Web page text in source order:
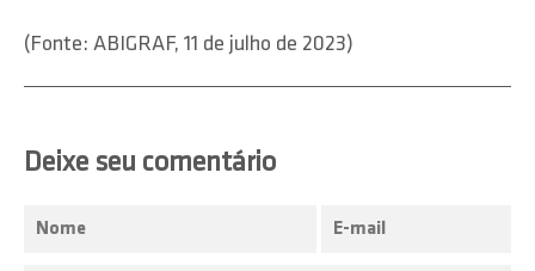
(Fonte: ABIGRAF, 11 de julho de 2023)
Deixe seu comentário